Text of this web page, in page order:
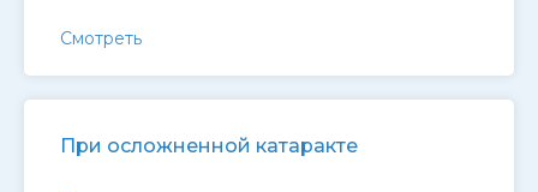
Смотреть
При осложненной катаракте